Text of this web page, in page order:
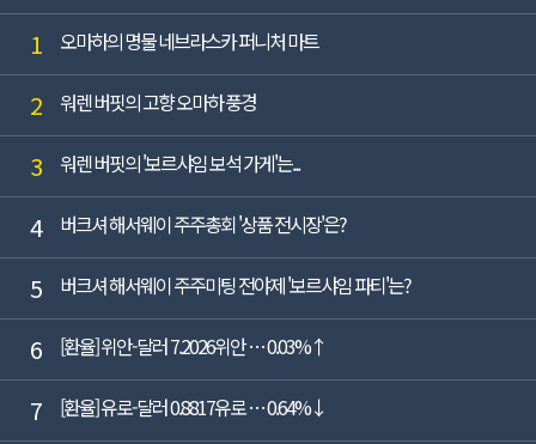
1 오마하의 명물 네브라스카 퍼니처 마트
2 워렌 버핏의 고향 오마하 풍경
3 워렌 버핏의 '보르샤임 보석 가게'는...
4 버크셔 해서웨이 주주총회 '상품 전시장'은?
5 버크셔 해서웨이 주주미팅 전야제 '보르샤임 파티'는?
6 [환율] 위안-달러 7.2026위안 … 0.03%↑
7 [환율] 유로-달러 0.8817유로 … 0.64%↓